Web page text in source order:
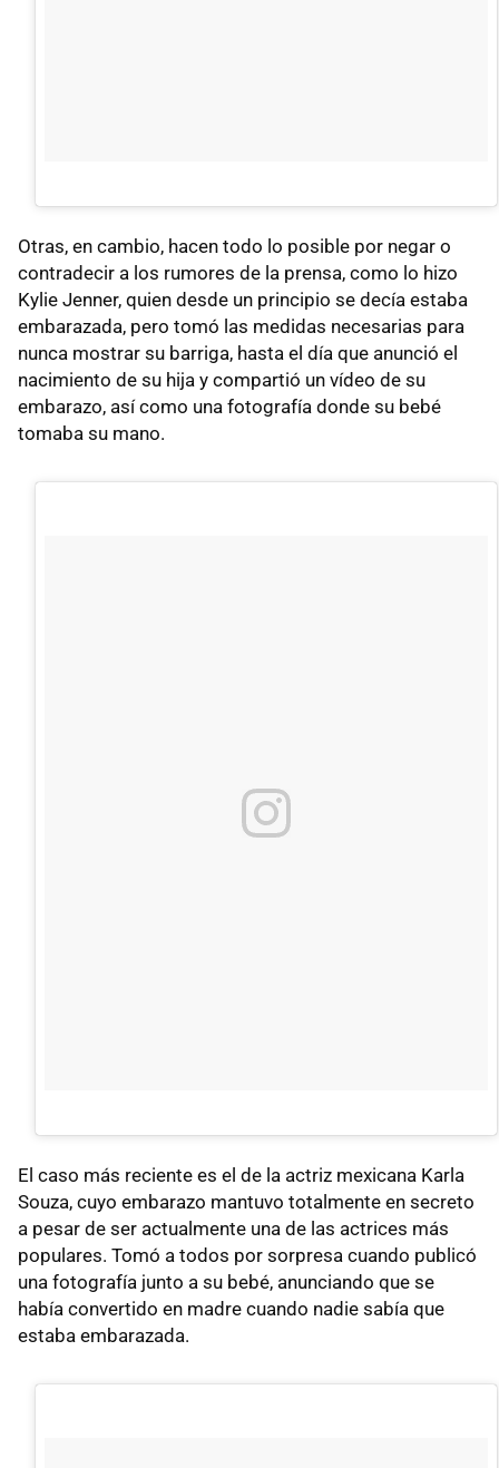
Otras, en cambio, hacen todo lo posible por negar o
contradecir a los rumores de la prensa, como lo hizo
Kylie Jenner, quien desde un principio se decía estaba
embarazada, pero tomó las medidas necesarias para
nunca mostrar su barriga, hasta el día que anunció el
nacimiento de su hija y compartió un vídeo de su
embarazo, así como una fotografía donde su bebé
tomaba su mano.
El caso más reciente es el de la actriz mexicana Karla
Souza, cuyo embarazo mantuvo totalmente en secreto
a pesar de ser actualmente una de las actrices más
populares. Tomó a todos por sorpresa cuando publicó
una fotografía junto a su bebé, anunciando que se
había convertido en madre cuando nadie sabía que
estaba embarazada.